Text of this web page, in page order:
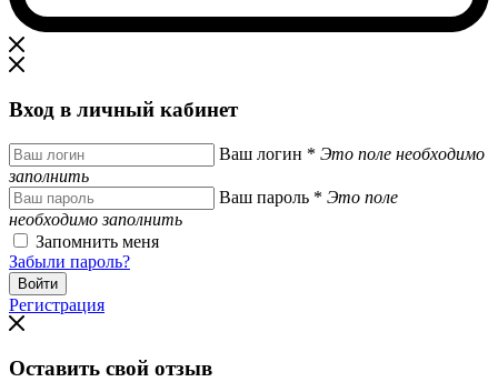
Вход в личный кабинет
Ваш логин * Это поле необходимо
заполнить
Ваш пароль * Это поле
необходимо заполнить
Запомнить меня
Забыли пароль?
Регистрация
Оставить свой отзыв